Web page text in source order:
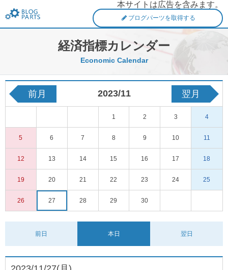
本サイトは広告を含みます。
ブログパーツを取得する
経済指標カレンダー
Economic Calendar
前月 2023/11 翌月
1 2 3 4
5 6 7 8 9 10 11
12 13 14 15 16 17 18
19 20 21 22 23 24 25
26 27 28 29 30
前日 本日 翌日